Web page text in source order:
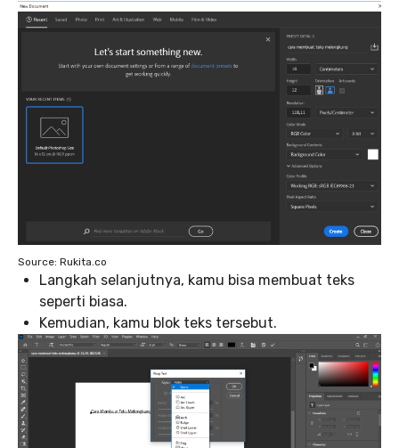
Source: Rukita.co
Langkah selanjutnya, kamu bisa membuat teks
seperti biasa.
Kemudian, kamu blok teks tersebut.